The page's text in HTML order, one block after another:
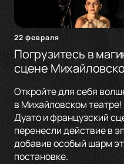
22 февраля
Погрузитесь в
сцене
Откройте для себя
в Михайловском
Дуато и французский
перенесли действие в
добавив особый шарм
постановке.